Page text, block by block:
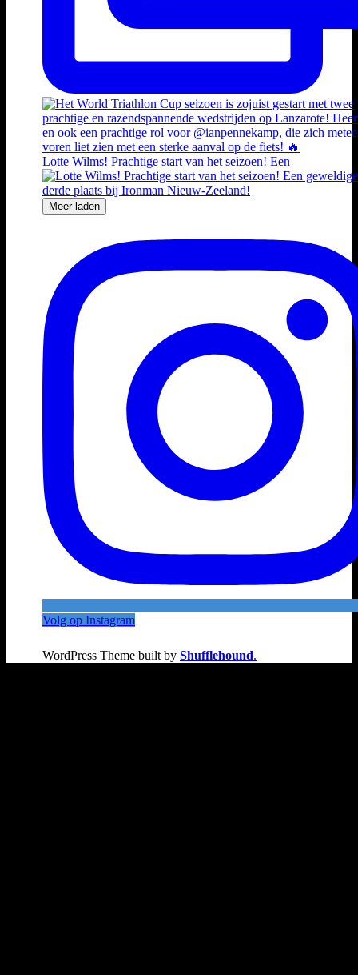
Lotte Wilms! Prachtige start van het seizoen! Een
Meer laden
Volg op Instagram
WordPress Theme built by Shufflehound.